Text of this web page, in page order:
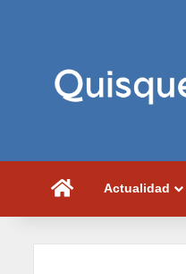
PortadaActualidad